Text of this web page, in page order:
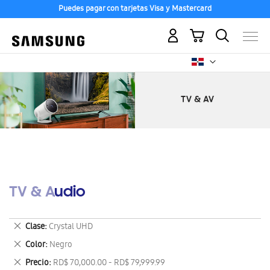
Puedes pagar con tarjetas Visa y Mastercard
Mi carrito
TV & Audio
Clase Crystal UHD
Eliminar
este
artículo
Color Negro
Eliminar
este
Precio RD$ 70,000.00 - RD$ 79,999.99
Eliminar